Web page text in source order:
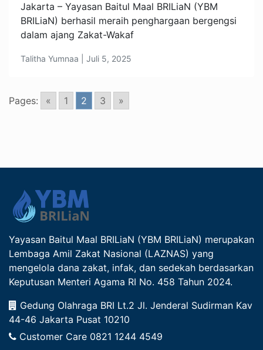
Jakarta – Yayasan Baitul Maal BRILiaN (YBM
BRILiaN) berhasil meraih penghargaan bergengsi
dalam ajang Zakat-Wakaf
Talitha Yumnaa | Juli 5, 2025
Pages: « 1 2 3 »
Yayasan Baitul Maal BRILiaN (YBM BRILiaN) merupakan
Lembaga Amil Zakat Nasional (LAZNAS) yang
mengelola dana zakat, infak, dan sedekah berdasarkan
Keputusan Menteri Agama RI No. 458 Tahun 2024.
Gedung Olahraga BRI Lt.2 Jl. Jenderal Sudirman Kav
44-46 Jakarta Pusat 10210
Customer Care 0821 1244 4549